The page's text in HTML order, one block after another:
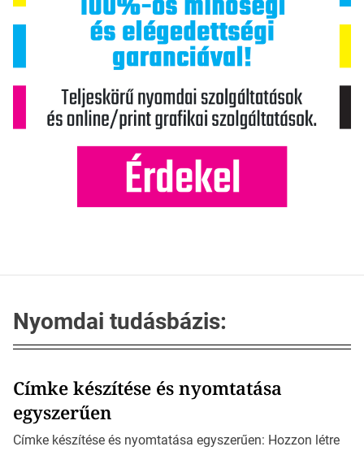
Nyomdai tudásbázis:
Címke készítése és nyomtatása
egyszerűen
Címke készítése és nyomtatása egyszerűen: Hozzon létre